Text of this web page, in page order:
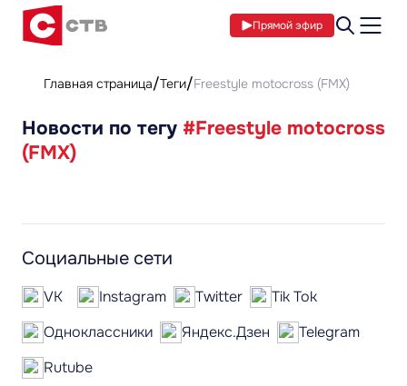
Прямой эфир
Главная страница Теги Freestyle motocross (FMX)
Новости по тегу #Freestyle motocross
(FMX)
Социальные сети
VK Instagram Twitter
Tik Tok
Одноклассники
Яндекс.Дзен
Telegram
Rutube